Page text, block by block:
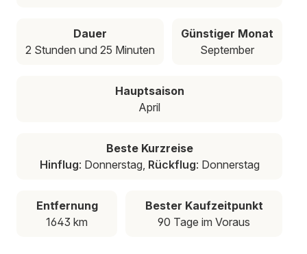
Dauer
2 Stunden und 25 Minuten
Günstiger Monat
September
Hauptsaison
April
Beste Kurzreise
Hinflug: Donnerstag, Rückflug: Donnerstag
Entfernung
1643 km
Bester Kaufzeitpunkt
90 Tage im Voraus